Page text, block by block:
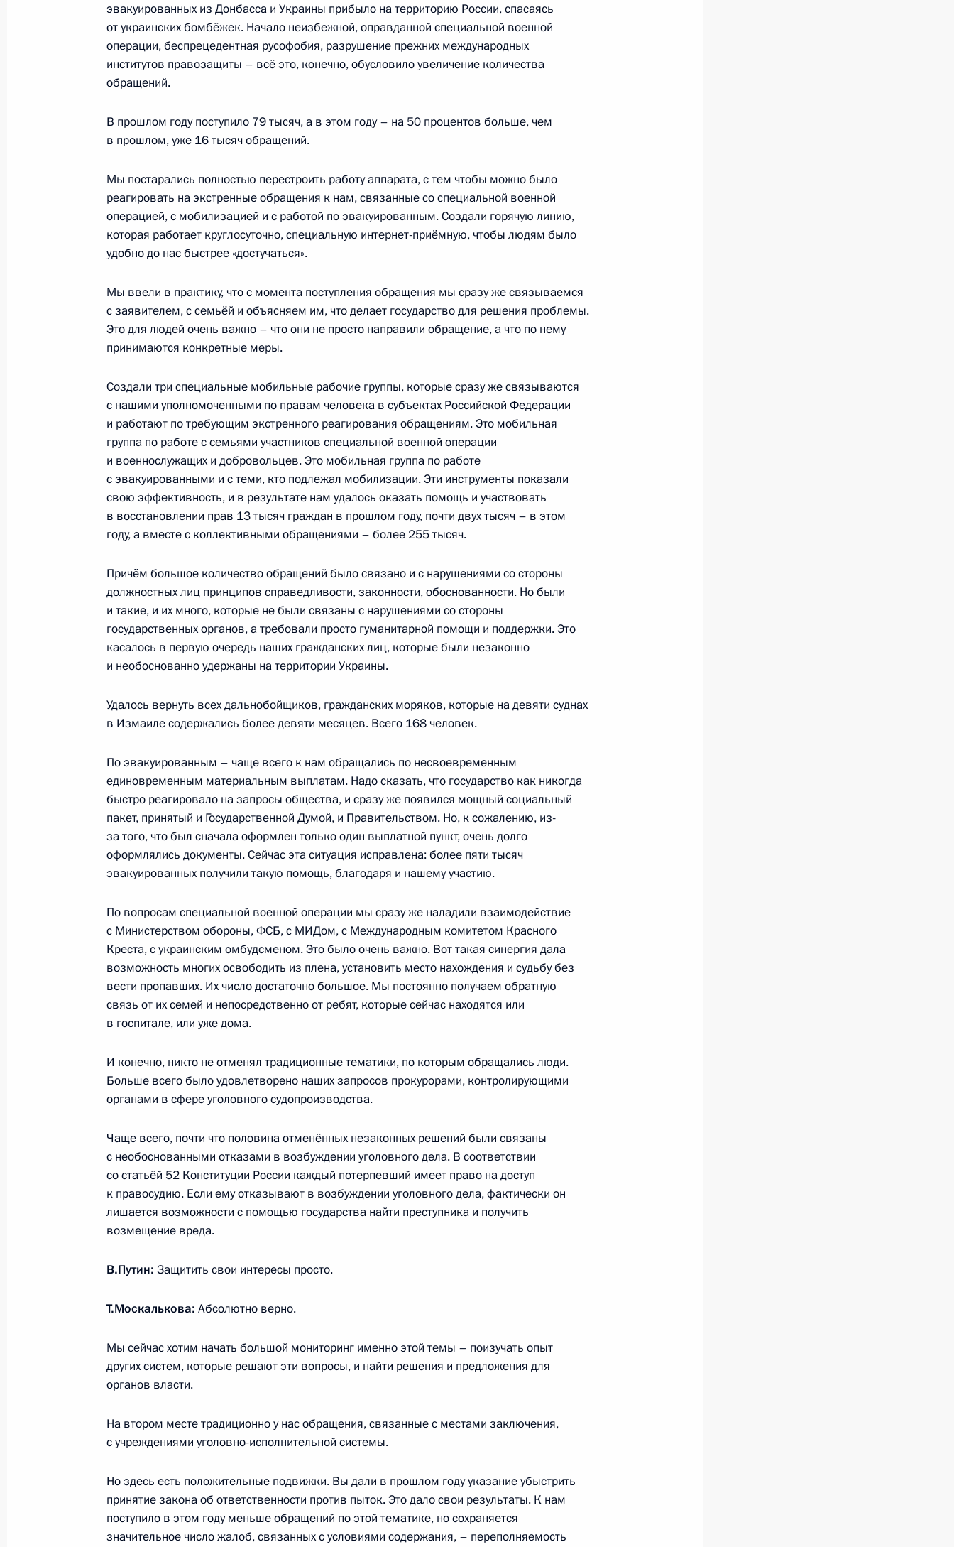
19 мая 2023 года, 17:05 Пятигорск
18 мая 2023 года, четверг
Дегтярёвым
Совещание о ходе проведения весенних полевых работ
18 мая 2023 года, 13:30 Москва, Кремль
7
17 мая 2023 года, среда
Совещание с членами Правительства
Церемония подписания межправcоглашения с Ираном
о сотрудничестве по созданию железной дороги Решт – Астара
5
Телефонный разговор с Президентом Казахстана Касым-
17 мая 2023 года, 11:10
16 мая 2023 года, вторник
Встреча с губернатором Амурской области Василием Орловым
16 мая 2023 года, 17:40 Москва, Кремль
Встреча с губернатором Новосибирской области Андреем
Травниковым
16 мая 2023 года, 17:10 Москва, Кремль
15 мая 2023 года, понедельник
Совещание с постоянными членами Совета Безопасности
15 мая 2023 года, 15:30 Москва, Кремль
Встреча с Уполномоченным по правам человека Татьяной
Москальковой
4
13 мая 2023 года, суббота
Соболезнования в связи с кончиной Эдуарда Сагалаева
13 мая 2023 года, 14:05
12 мая 2023 года, пятница
12 мая 2023 года, 17:50
Совещание с постоянными членами Совета Безопасности
12 мая 2023 года, 13:50 Москва, Кремль
11 мая 2023 года, четверг
Моором
11 мая 2023 года, 13:45 Московская область, Ново-Огарёво
эвакуированных из Донбасса и Украины прибыло на территорию России, спасаясь
от украинских бомбёжек. Начало неизбежной, оправданной специальной военной
операции, беспрецедентная русофобия, разрушение прежних международных
институтов правозащиты – всё это, конечно, обусловило увеличение количества
обращений.
В прошлом году поступило 79 тысяч, а в этом году – на 50 процентов больше, чем
в прошлом, уже 16 тысяч обращений.
Мы постарались полностью перестроить работу аппарата, с тем чтобы можно было
реагировать на экстренные обращения к нам, связанные со специальной военной
операцией, с мобилизацией и с работой по эвакуированным. Создали горячую линию,
которая работает круглосуточно, специальную интернет-приёмную, чтобы людям было
удобно до нас быстрее «достучаться».
Мы ввели в практику, что с момента поступления обращения мы сразу же связываемся
с заявителем, с семьёй и объясняем им, что делает государство для решения проблемы.
Это для людей очень важно – что они не просто направили обращение, а что по нему
принимаются конкретные меры.
Создали три специальные мобильные рабочие группы, которые сразу же связываются
с нашими уполномоченными по правам человека в субъектах Российской Федерации
и работают по требующим экстренного реагирования обращениям. Это мобильная
группа по работе с семьями участников специальной военной операции
и военнослужащих и добровольцев. Это мобильная группа по работе
с эвакуированными и с теми, кто подлежал мобилизации. Эти инструменты показали
свою эффективность, и в результате нам удалось оказать помощь и участвовать
в восстановлении прав 13 тысяч граждан в прошлом году, почти двух тысяч – в этом
году, а вместе с коллективными обращениями – более 255 тысяч.
Причём большое количество обращений было связано и с нарушениями со стороны
должностных лиц принципов справедливости, законности, обоснованности. Но были
и такие, и их много, которые не были связаны с нарушениями со стороны
государственных органов, а требовали просто гуманитарной помощи и поддержки. Это
касалось в первую очередь наших гражданских лиц, которые были незаконно
и необоснованно удержаны на территории Украины.
Удалось вернуть всех дальнобойщиков, гражданских моряков, которые на девяти суднах
в Измаиле содержались более девяти месяцев. Всего 168 человек.
По эвакуированным – чаще всего к нам обращались по несвоевременным
единовременным материальным выплатам. Надо сказать, что государство как никогда
быстро реагировало на запросы общества, и сразу же появился мощный социальный
пакет, принятый и Государственной Думой, и Правительством. Но, к сожалению, из-
за того, что был сначала оформлен только один выплатной пункт, очень долго
оформлялись документы. Сейчас эта ситуация исправлена: более пяти тысяч
эвакуированных получили такую помощь, благодаря и нашему участию.
По вопросам специальной военной операции мы сразу же наладили взаимодействие
с Министерством обороны, ФСБ, с МИДом, с Международным комитетом Красного
Креста, с украинским омбудсменом. Это было очень важно. Вот такая синергия дала
возможность многих освободить из плена, установить место нахождения и судьбу без
вести пропавших. Их число достаточно большое. Мы постоянно получаем обратную
связь от их семей и непосредственно от ребят, которые сейчас находятся или
в госпитале, или уже дома.
И конечно, никто не отменял традиционные тематики, по которым обращались люди.
Больше всего было удовлетворено наших запросов прокурорами, контролирующими
органами в сфере уголовного судопроизводства.
Чаще всего, почти что половина отменённых незаконных решений были связаны
с необоснованными отказами в возбуждении уголовного дела. В соответствии
со статьёй 52 Конституции России каждый потерпевший имеет право на доступ
к правосудию. Если ему отказывают в возбуждении уголовного дела, фактически он
лишается возможности с помощью государства найти преступника и получить
возмещение вреда.
В.Путин: Защитить свои интересы просто.
Т.Москалькова: Абсолютно верно.
Мы сейчас хотим начать большой мониторинг именно этой темы – поизучать опыт
других систем, которые решают эти вопросы, и найти решения и предложения для
органов власти.
На втором месте традиционно у нас обращения, связанные с местами заключения,
с учреждениями уголовно-исполнительной системы.
Но здесь есть положительные подвижки. Вы дали в прошлом году указание убыстрить
принятие закона об ответственности против пыток. Это дало свои результаты. К нам
поступило в этом году меньше обращений по этой тематике, но сохраняется
значительное число жалоб, связанных с условиями содержания, – переполняемость